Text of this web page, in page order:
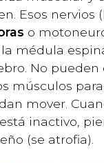
Esos nervios
o
médula
No pueden
músculos
mover.
inactivo,
(se atrofia).